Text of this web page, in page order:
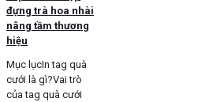
đựng trà hoa nhài
nâng tầm thương
hiệu
Mục lụcIn tag quà
cưới là gì?Vai trò
của tag quà cưới